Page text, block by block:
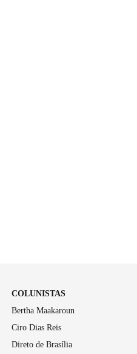
COLUNISTAS
Bertha Maakaroun
Ciro Dias Reis
Direto de Brasília